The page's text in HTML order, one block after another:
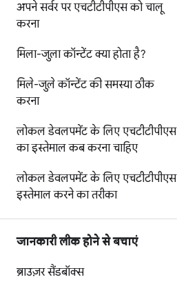
अपने सर्वर पर एचटीटीपीएस को चालू
करना
मिला-जुला कॉन्टेंट क्या होता है?
मिले-जुले कॉन्टेंट की समस्या ठीक
करना
लोकल डेवलपमेंट के लिए एचटीटीपीएस
का इस्तेमाल कब करना चाहिए
लोकल डेवलपमेंट के लिए एचटीटीपीएस
इस्तेमाल करने का तरीका
जानकारी लीक होने से बचाएं
ब्राउज़र सैंडबॉक्स